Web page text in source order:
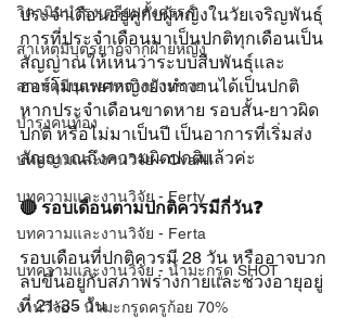
วิตามินบำรุงเตรียมตั้งครรภ์
สาเหตุมีบุตรยากจากฝ่ายหญิง
สาเหตุมีบุตรยากจากฝ่ายชาย
บำรุงคนท้อง
บทความและงานวิจัย - OvaAll
บทความและงานวิจัย - Ferty
บทความและงานวิจัย - Ferta
บทความและงานวิจัย - น้ำมะกรูด SHOT
งานวิจัย - น้ำมะกรูดครูก้อย 70%
ประจำเดือนอยู่คู่กับผู้หญิงในวัยเจริญพันธุ์
การที่ประจำเดือนมาเป็นปกติทุกเดือนเป็น
สัญญาณให้เห็นว่าระบบสืบพันธุ์และ
ฮอร์โมนเพศหญิงยังทำงานได้เป็นปกติ
หากประจำเดือนขาดหาย รอบสั้น-ยาวผิด
ปกติ หรือไม่มาเป็นปี เป็นอาการที่เริ่มส่ง
สัญญาณถึงความผิดปกติแล้วค่ะ
🔴 รอบเดือนตามปกติควรมีกี่วัน❓
รอบเดือนที่ปกติควรมี 28 วัน หรืออาจบวก
ลบขึ้นอยู่กับสภาพร่างกายและช่วงอายุอยู่
ที่ 21-35 วัน